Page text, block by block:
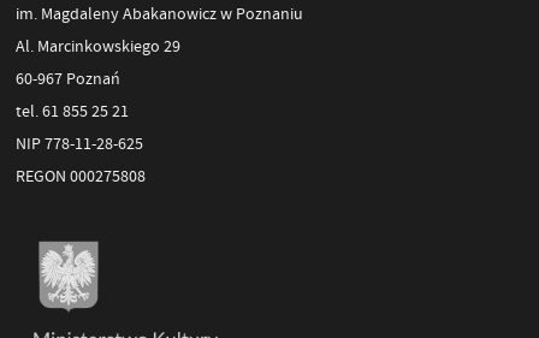
im. Magdaleny Abakanowicz w Poznaniu
Al. Marcinkowskiego 29
60-967 Poznań
tel. 61 855 25 21
NIP 778-11-28-625
REGON 000275808